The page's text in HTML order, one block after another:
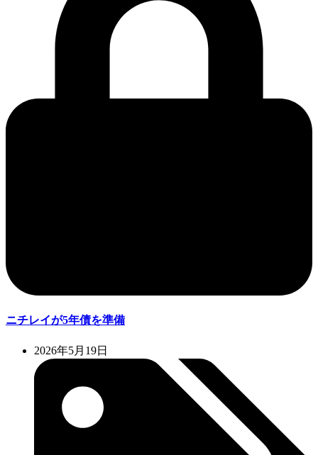
ニチレイが5年債を準備
2026年5月19日